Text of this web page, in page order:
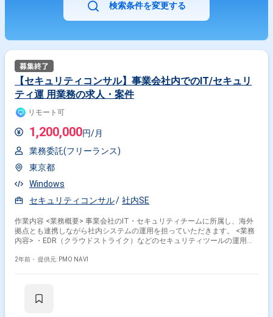
検索条件を変更する
【セキュリティコンサル】事業会社内でのIT/セキュリ
ティ運 用業務の求人・案件
リモート可
1,200,000円/月
業務委託(フリーランス)
東京都
Windows
セキュリティコンサル
社内SE
作業内容 <業務概要> 事業会社のIT・セキュリティチームに所属し、海外
拠点とも連携しながら社内システムの運用を担っていただきます。 <業務
内容> ・EDR（クラウドストライク）などのセキュリティツールの運用 ※
応）※社内はWindows環境 ・ドイツ支社を中心とした海外拠点との連携・
2年前・ 提供元: PMO NAVI